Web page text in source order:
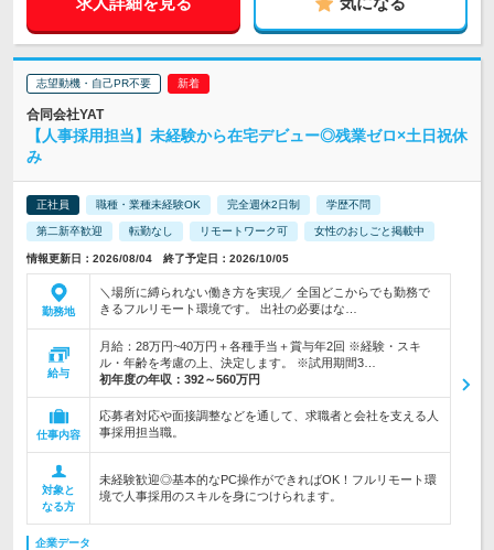
志望動機・自己PR不要
合同会社YAT
【人事採用担当】未経験から在宅デビュー◎残業ゼロ×土日祝休
み
正社員 職種・業種未経験OK 完全週休2日制 学歴不問
第二新卒歓迎 転勤なし リモートワーク可 女性のおしごと掲載中
情報更新日：2026/08/04 終了予定日：2026/10/05
勤務地
＼場所に縛られない働き方を実現／ 全国どこからでも勤務で
きるフルリモート環境です。 出社の必要はな…
給与
月給：28万円~40万円＋各種手当＋賞与年2回 ※経験・スキ
ル・年齢を考慮の上、決定します。 ※試用期間3…
初年度の年収： 392～560万円
仕事内容
応募者対応や面接調整などを通して、求職者と会社を支える人
事採用担当職。
対象と
なる方
未経験歓迎◎基本的なPC操作ができればOK！フルリモート環
境で人事採用のスキルを身につけられます。
企業データ